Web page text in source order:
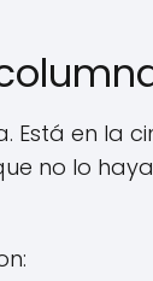
Está en la
no lo